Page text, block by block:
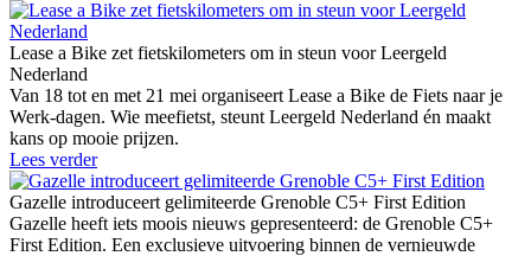
Lease a Bike zet fietskilometers om in steun voor Leergeld
Nederland
Van 18 tot en met 21 mei organiseert Lease a Bike de Fiets naar je
Werk-dagen. Wie meefietst, steunt Leergeld Nederland én maakt
kans op mooie prijzen.
Lees verder
Gazelle introduceert gelimiteerde Grenoble C5+ First Edition
Gazelle heeft iets moois nieuws gepresenteerd: de Grenoble C5+
First Edition. Een exclusieve uitvoering binnen de vernieuwde